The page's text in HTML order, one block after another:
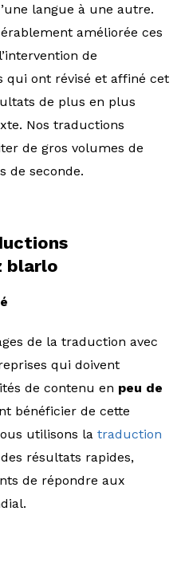
langue à une autre.
améliorée ces
de
qui ont révisé et affiné cet
de plus en plus
Nos traductions
de gros volumes de
de seconde.
blarlo
de la traduction avec
qui doivent
de contenu en peu de
bénéficier de cette
utilisons la traduction
résultats rapides,
de répondre aux